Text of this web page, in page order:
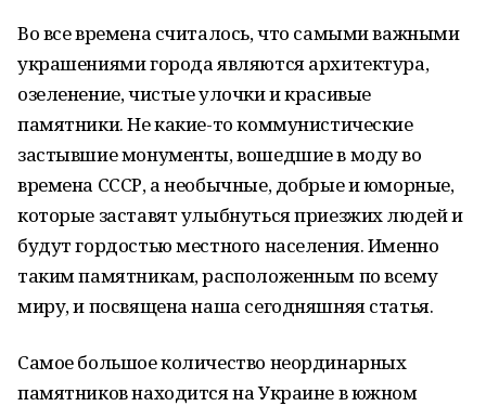
Во все времена считалось, что самыми важными
украшениями города являются архитектура,
озеленение, чистые улочки и красивые
памятники. Не какие-то коммунистические
застывшие монументы, вошедшие в моду во
времена СССР, а необычные, добрые и юморные,
которые заставят улыбнуться приезжих людей и
будут гордостью местного населения. Именно
таким памятникам, расположенным по всему
миру, и посвящена наша сегодняшняя статья.
Самое большое количество неординарных
памятников находится на Украине в южном